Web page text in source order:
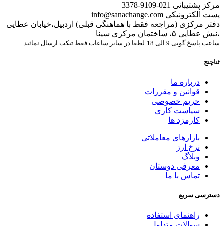
مرکز پشتیبانی 021-9109-3378
پست الکترونیکی info@sanachange.com
دفتر مرکزی (مراجعه فقط با هماهنگی قبلی) اردبیل،خیابان عطایی
،نبش عطایی ۵، ساختمان مرکزی سینا
ساعت پاسخ گویی 9 الی 18 لطفا در سایر ساعات فقط تیکت ارسال نمائید
ثناچنج
درباره ما
قوانین و مقررات
حریم خصوصی
سیاست کاری
کارمزد ها
بازارهای معاملاتی
نرخ ارز
وبلاگ
معرفی دوستان
تماس با ما
دسترسی سریع
راهنمای استفاده